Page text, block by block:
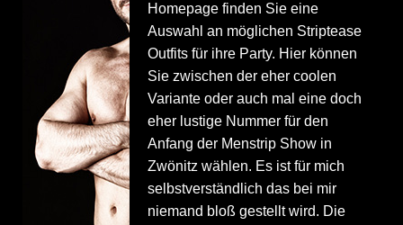
Homepage finden Sie eine
Auswahl an möglichen Striptease
Outfits für ihre Party. Hier können
Sie zwischen der eher coolen
Variante oder auch mal eine doch
eher lustige Nummer für den
Anfang der Menstrip Show in
Zwönitz wählen. Es ist für mich
selbstverständlich das bei mir
niemand bloß gestellt wird. Die